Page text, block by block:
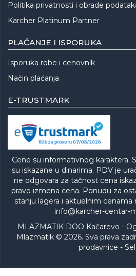
Politika privatnosti i obrade
Karcher Platinum Partner
PLAĆANJE I ISPORUKA
Isporuka robe i cenovnik
Način plaćanja
E-TRUSTMARK
Cene su informativnog karaktera.
su iskazane u dinarima. PDV je
ne odgovara za tačnost cena
pravo izmena cena. Ponudu za
stanju lagera i aktuelnim
info@karcher-centar-
MLAZMATIK DOO Kačarevo -
Mlazmatik © 2026. Sva prava
prodavnice -